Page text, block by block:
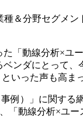
＆分野セグメ
「動線分析×ユ
ンダにとって
いった声も高ま
例）」に関する
「動線分析×ユ